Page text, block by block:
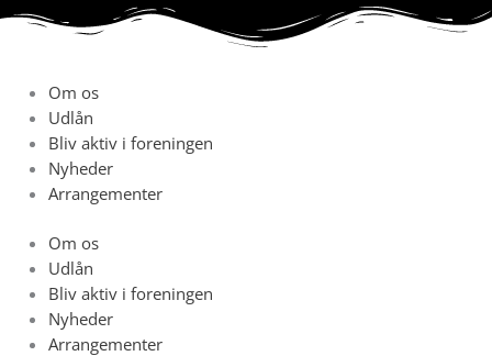
Gå
Om os
Udlån
Bliv aktiv i foreningen
Nyheder
Arrangementer
Om os
Udlån
Bliv aktiv i foreningen
Nyheder
Arrangementer